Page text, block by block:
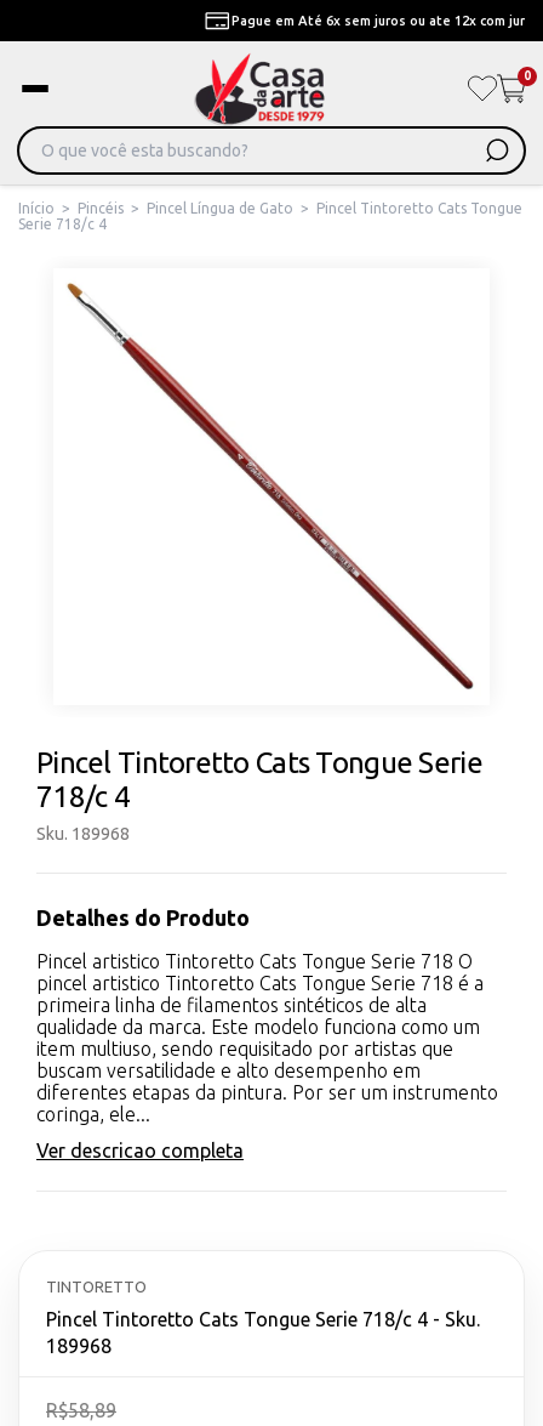
Pague em Até 6x sem juros ou ate 12x com juros
0
Início > Pincéis > Pincel Língua de Gato >
Pincel Tintoretto Cats Tongue
Serie 718/c 4
Pincel Tintoretto Cats Tongue Serie
718/c 4
Sku. 189968
Detalhes do Produto
Pincel artistico Tintoretto Cats Tongue Serie 718 O
pincel artistico Tintoretto Cats Tongue Serie 718 é a
primeira linha de filamentos sintéticos de alta
qualidade da marca. Este modelo funciona como um
item multiuso, sendo requisitado por artistas que
buscam versatilidade e alto desempenho em
diferentes etapas da pintura. Por ser um instrumento
coringa, ele...
Ver descricao completa
TINTORETTO
Pincel Tintoretto Cats Tongue Serie 718/c 4 - Sku.
189968
R$58,89